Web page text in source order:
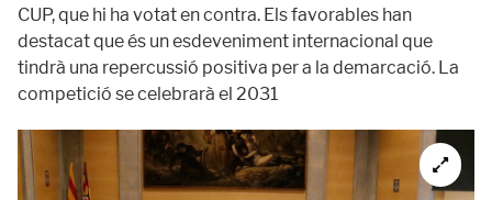
CUP, que hi ha votat en contra. Els favorables han
destacat que és un esdeveniment internacional que
tindrà una repercussió positiva per a la demarcació. La
competició se celebrarà el 2031